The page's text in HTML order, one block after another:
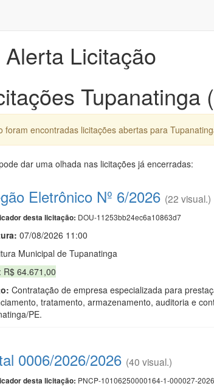
Alerta Licitação
Tupanatinga
foram encontradas licitações abertas para
dar uma olhada nas licitações já encerradas:
Eletrônico Nº 6/2026 (22 visual.)
desta licitação: DOU-11253bb24ec6a10863d7
07/08/2026 11:00
Municipal de Tupanatinga
R$ 64.671,00
Contratação de empresa especializada para
tratamento, armazenamento, auditoria e
PE.
0006/2026/2026 (40 visual.)
desta licitação: PNCP-10106250000164-1-000027-2026